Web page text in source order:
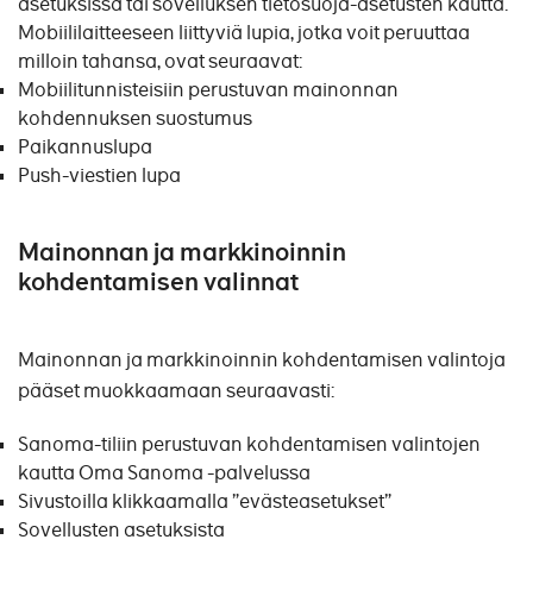
Mobiililaitteeseen liittyviä lupia, jotka voit peruuttaa
milloin tahansa, ovat seuraavat:
Mobiilitunnisteisiin perustuvan mainonnan
kohdennuksen suostumus
Paikannuslupa
Push-viestien lupa
Mainonnan ja markkinoinnin
kohdentamisen valinnat
Mainonnan ja markkinoinnin kohdentamisen valintoja
pääset muokkaamaan seuraavasti:
Sanoma-tiliin perustuvan kohdentamisen valintojen
kautta Oma Sanoma -palvelussa
Sivustoilla klikkaamalla ”evästeasetukset”
Sovellusten asetuksista